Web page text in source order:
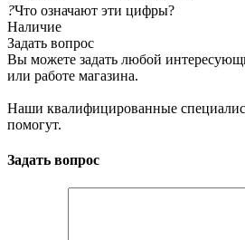
?Что означают эти цифры?
Наличие
Задать вопрос
Вы можете задать любой
или работе магазина.
Наши квалифицированные
помогут.
Задать вопрос